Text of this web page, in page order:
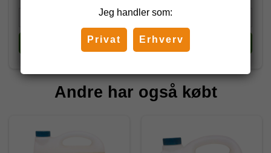
Køb
Andre har også købt
Jeg handler som:
Privat Erhverv